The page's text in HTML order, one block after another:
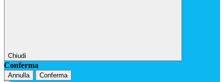
Chiudi
Conferma
Annulla Conferma